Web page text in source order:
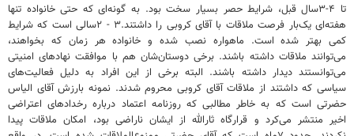
تا ۴-۳سال قبل، شرایط حصر بسیار سخت بود. به گونه‌ای که حتی خانواده تنها
هفته‌ای یک‌بار فرصت ملاقات با آقای کروبی را داشتند.۳ - ۲سالی است که شرایط
کمی بهتر شده است. ماهواره نصب شده و خانواده هر زمان که بخواهند،
می‌توانند ملاقات داشته باشند. برخی دوستان‌شان هم با موافقت نهادهای امنیتی
می‌توانستند دیدار داشته باشند. البته برخی از این افراد به دلیل فعالیت‌های
سیاسی که داشتند از ملاقات آقای کروبی محروم شدند. نمونه بارزش آقای الیاس
حضرتی است که به خاطر مطالبی که روزنامه اعتماد درباره رخدادهای اعتراضی
اخیر منتشر می‌کرد و قرارگاه ثارالله از ایشان ناراضی بود، امکان ملاقات پیدا